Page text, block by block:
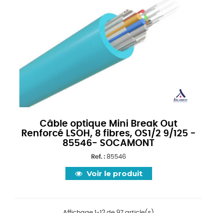
Câble optique Mini Break Out
Renforcé LSOH, 8 fibres, OS1/2 9/125 -
85546- SOCAMONT
Ref. : 85546
Voir le produit